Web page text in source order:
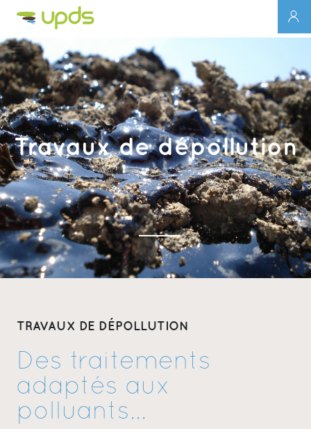
Travaux de dépollution
TRAVAUX DE DÉPOLLUTION
Des traitements
adaptés aux
polluants...